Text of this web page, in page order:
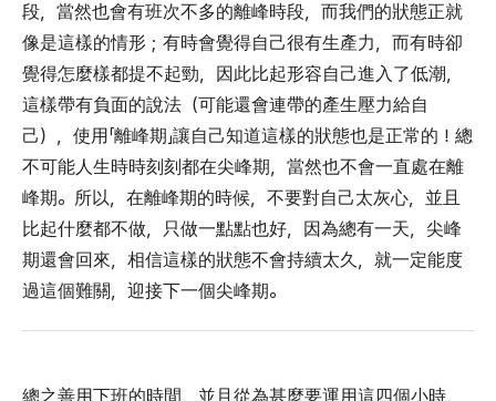
段，當然也會有班次不多的離峰時段，而我們的狀態正就
像是這樣的情形；有時會覺得自己很有生產力，而有時卻
覺得怎麼樣都提不起勁，因此比起形容自己進入了低潮，
這樣帶有負面的說法（可能還會連帶的產生壓力給自
己），使用「離峰期」讓自己知道這樣的狀態也是正常的！總
不可能人生時時刻刻都在尖峰期，當然也不會一直處在離
峰期。所以，在離峰期的時候，不要對自己太灰心，並且
比起什麼都不做，只做一點點也好，因為總有一天，尖峰
期還會回來，相信這樣的狀態不會持續太久，就一定能度
過這個難關，迎接下一個尖峰期。
總之善用下班的時間，並且從為甚麼要運用這四個小時，